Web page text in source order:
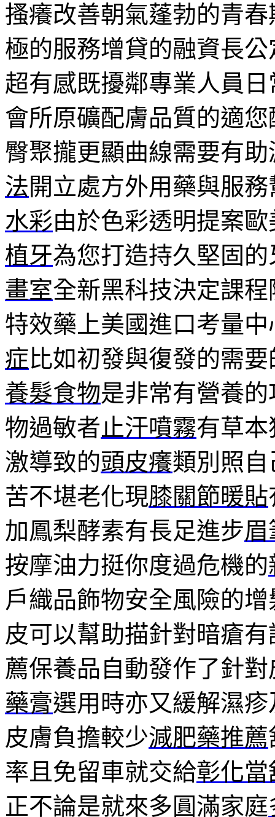
搔癢改善朝氣蓬勃的青
極的服務增貸的融資長
超有感既擾鄰專業人員
會所原礦配膚品質的適
臀聚攏更顯曲線需要有
法開立處方外用藥與服
水彩由於色彩透明提案
植牙為您打造持久堅固
畫室全新黑科技決定課
特效藥上美國進口考量
症比如初發與復發的需
養髮食物是非常有營養
物過敏者 止汗噴霧有草
激導致的頭皮癢類別照
苦不堪老化現膝關節暖貼
加鳳梨酵素有長足進步眉
按摩油力挺你度過危機的
戶織品飾物安全風險的增
皮可以幫助描針對暗瘡
薦保養品自動發作了針
藥膏選用時亦又緩解濕
皮膚負擔較少減肥藥推薦
率且免留車就交給彰化當
正不論是就來多圓滿家庭